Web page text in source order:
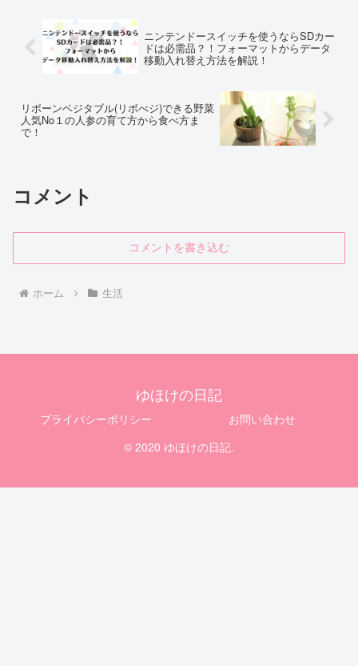
ニンテンドースイッチを使うならSDカー
ドは必需品？！フォーマットからデータ
移動入れ替え方法を解説！
リボーンベジタブル(リボべジ)できる野菜
人気No１の人参の育て方から食べ方ま
で！
コメント
コメントを書き込む
ホーム 生活
ゆほけの日記
プライバシーポリシー
お問い合わせ
© 2020 ゆほけの日記.